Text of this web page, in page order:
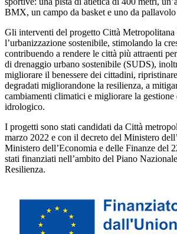
BMX, un campo da basket e uno da pallavolo
Gli interventi del progetto Città
l’urbanizzazione sostenibile, stimolando la
contribuendo a rendere le città più attraenti
di drenaggio urbano sostenibile (SUDS),
migliorare il benessere dei cittadini,
degradati migliorandone la resilienza, a
cambiamenti climatici e migliorare la
idrologico.
I progetti sono stati candidati da Città
marzo 2022 e con il decreto del Ministero
Ministero dell’Economia e delle Finanze del
stati finanziati nell’ambito del Piano
Resilienza.